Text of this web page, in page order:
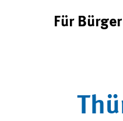
Für Bürger